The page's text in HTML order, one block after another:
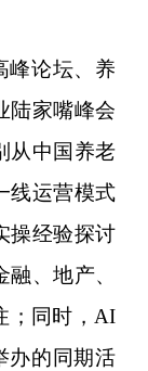
峰论坛、养
陆家嘴峰会
从中国养老
线运营模式
操经验探讨
、地产、
；同时，AI
办的同期活